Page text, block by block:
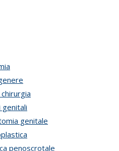
genitali
genitale
penoscrotale